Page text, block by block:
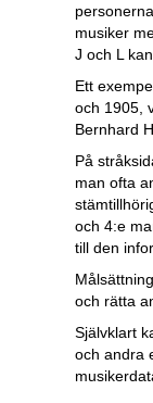
musiker
J och L
Ett
och 1905,
Bernhard
På
man ofta
och 4:e
till den
och rätta
Självklart
och andra